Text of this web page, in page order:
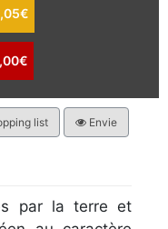
list Envie
par la terre et